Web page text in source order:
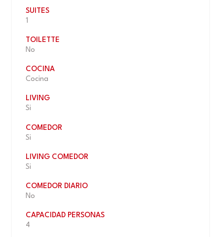
SUITES
1
TOILETTE
No
COCINA
Cocina
LIVING
Si
COMEDOR
Si
LIVING COMEDOR
Si
COMEDOR DIARIO
No
CAPACIDAD PERSONAS
4